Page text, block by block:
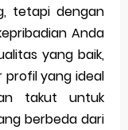
tetapi dengan
Anda
yang baik,
yang ideal
takut untuk
berbeda dari